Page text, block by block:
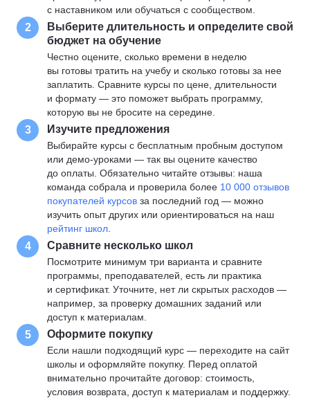
с наставником или обучаться с сообществом.
2
Выберите длительность и определите свой
бюджет на обучение
Честно оцените, сколько времени в неделю
вы готовы тратить на учебу и сколько готовы за нее
заплатить. Сравните курсы по цене, длительности
и формату — это поможет выбрать программу,
которую вы не бросите на середине.
3 Изучите предложения
Выбирайте курсы с бесплатным пробным доступом
или демо-уроками — так вы оцените качество
до оплаты. Обязательно читайте отзывы: наша
команда собрала и проверила более 10 000 отзывов
покупателей курсов за последний год — можно
изучить опыт других или ориентироваться на наш
рейтинг школ
4 Сравните несколько школ
Посмотрите минимум три варианта и сравните
программы, преподавателей, есть ли практика
и сертификат. Уточните, нет ли скрытых расходов —
например, за проверку домашних заданий или
доступ к материалам.
5 Оформите покупку
Если нашли подходящий курс — переходите на сайт
школы и оформляйте покупку. Перед оплатой
внимательно прочитайте договор: стоимость,
условия возврата, доступ к материалам и поддержку.